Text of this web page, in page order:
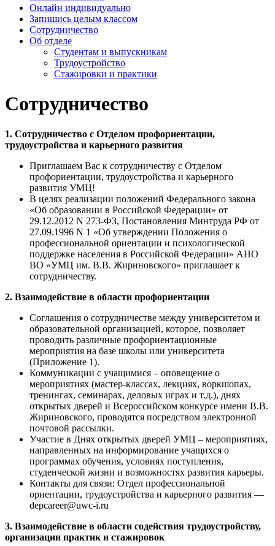
Онлайн индивидуально
Запишись целым классом
Сотрудничество
Об отделе
Студентам и выпускникам
Трудоустройство
Стажировки и практики
Сотрудничество
1. Сотрудничество с Отделом профориентации,
трудоустройства и карьерного развития
Приглашаем Вас к сотрудничеству с Отделом
профориентации, трудоустройства и карьерного
развития УМЦ!
В целях реализации положений Федерального закона
«Об образовании в Российской Федерации» от
29.12.2012 N 273-ФЗ, Постановления Минтруда РФ от
27.09.1996 N 1 «Об утверждении Положения о
профессиональной ориентации и психологической
поддержке населения в Российской Федерации» АНО
ВО «УМЦ им. В.В. Жириновского» приглашает к
сотрудничеству.
2. Взаимодействие в области профориентации
Соглашения о сотрудничестве между университетом и
образовательной организацией, которое, позволяет
проводить различные профориентационные
мероприятия на базе школы или университета
(Приложение 1).
Коммуникации с учащимися – оповещение о
мероприятиях (мастер-классах, лекциях, воркшопах,
тренингах, семинарах, деловых играх и т.д.), днях
открытых дверей и Всероссийском конкурсе имени В.В.
Жириновского, проводятся посредством электронной
почтовой рассылки.
Участие в Днях открытых дверей УМЦ – мероприятиях,
направленных на информирование учащихся о
программах обучения, условиях поступления,
студенческой жизни и возможностях развития карьеры.
Контакты для связи: Отдел профессиональной
ориентации, трудоустройства и карьерного развития —
depcareer@uwc-i.ru
3. Взаимодействие в области содействия трудоустройству,
организации практик и стажировок